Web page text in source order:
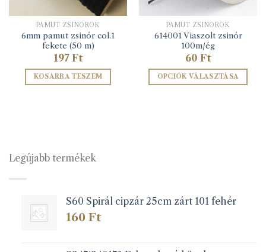
PAMUT ZSINÓROK
6mm pamut zsinór col.1
fekete (50 m)
197 Ft
KOSÁRBA TESZEM
PAMUT ZSINÓROK
614001 Viaszolt zsinór
100m/ég
60 Ft
OPCIÓK VÁLASZTÁSA
termékoldalon
Legújabb termékek
S60 Spirál cipzár 25cm zárt 101 fehér
160 Ft